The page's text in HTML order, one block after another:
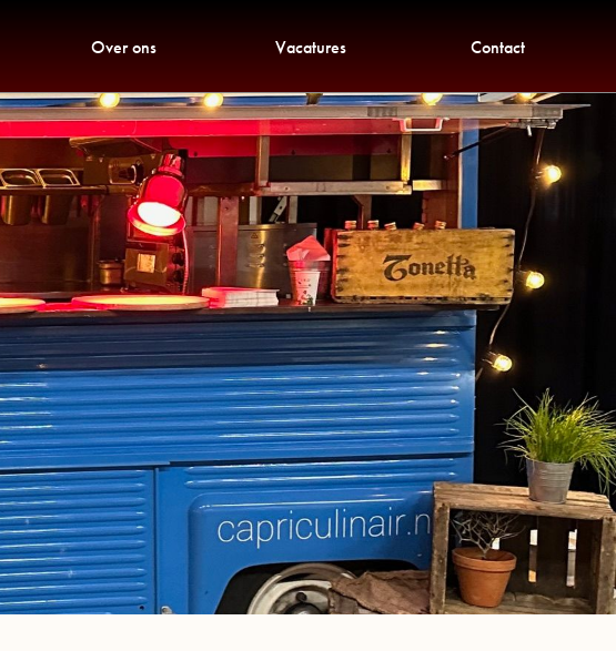
Over ons Vacatures Contact